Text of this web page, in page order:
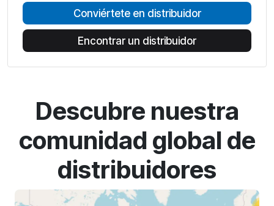
Conviértete en distribuidor
Encontrar un distribuidor
Descubre nuestra
comunidad global de
distribuidores